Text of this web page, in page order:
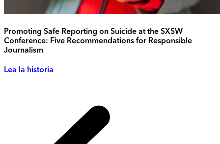
Promoting Safe Reporting on Suicide at the SXSW
Conference: Five Recommendations for Responsible
Journalism
Lea la historia